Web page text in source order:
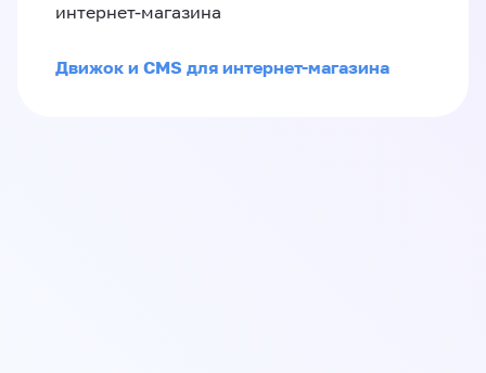
интернет-магазина
Движок и CMS для интернет-магазина